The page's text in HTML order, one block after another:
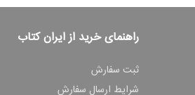
راهنمای خرید از ایران کتاب
ثبت سفارش
شرایط ارسال سفارش